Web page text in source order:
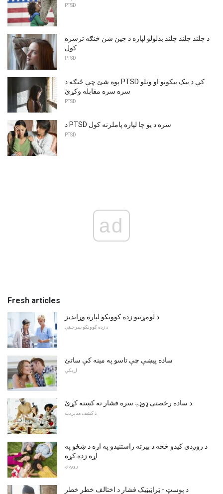
PTSD
د چلند چلند چلند بدلولو لپاره د چین شن څنګه ترسره
کول
PTSD
پوه شئ چې څنګه د PTSD کې د بیک بیکونو او وتلو
سره سره مقابله وکړئ
PTSD
د PTSD سره د یو چا لپاره پاملرنه کول
PTSD
ad
Fresh articles
د لومړنیو زده کوونکو لپاره وړاندیز
د زده کوونکو سرچینې
ساده پیښې چې تاسو په مینه کې ساتئ
اړیکې
د ساده رخصتی ډوډۍ سره فشار ته کښته کړئ
د کشف مدیریت
د روږدي کیدو څخه د بیرته راستنیدو په اړه د ښځو په
اړه زده کړه
روږدي
د پوسټ - ټراټیټیک فشار د اختالف خطر خطر